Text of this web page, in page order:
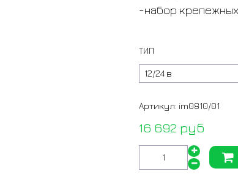
-набор
ТИП
Артикул: im0810/01
16 692 руб